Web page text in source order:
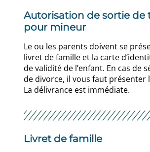
Autorisation de sortie de
pour mineur
Le ou les parents doivent se
livret de famille et la carte
de validité de l’enfant. En cas de
de divorce, il vous faut présenter
La délivrance est immédiate.
Livret de famille